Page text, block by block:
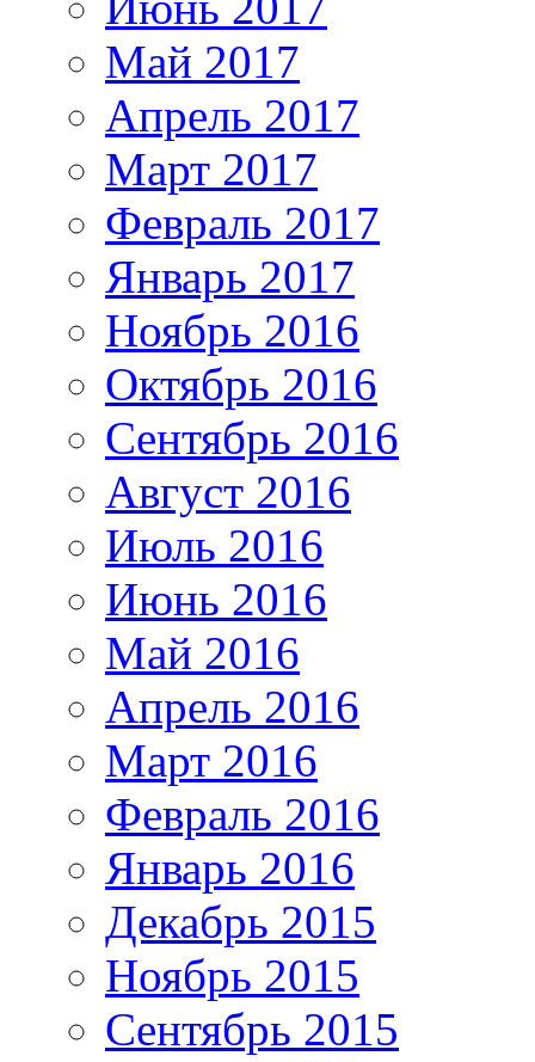
Май 2017
Апрель 2017
Март 2017
Февраль 2017
Январь 2017
Ноябрь 2016
Октябрь 2016
Сентябрь 2016
Август 2016
Июль 2016
Июнь 2016
Май 2016
Апрель 2016
Март 2016
Февраль 2016
Январь 2016
Декабрь 2015
Ноябрь 2015
Сентябрь 2015